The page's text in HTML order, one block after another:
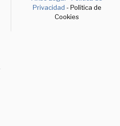
Privacidad - Política de
Cookies